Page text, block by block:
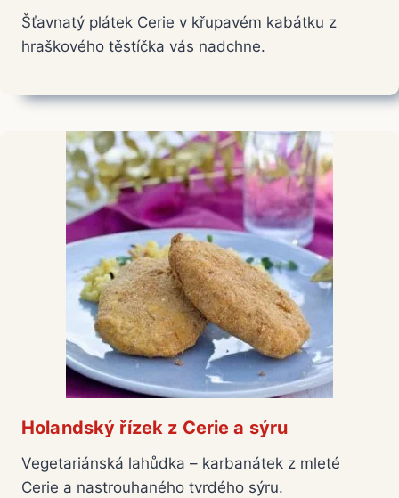
Šťavnatý plátek Cerie v křupavém kabátku z
hraškového těstíčka vás nadchne.
Holandský řízek z Cerie a sýru
Vegetariánská lahůdka – karbanátek z mleté
Cerie a nastrouhaného tvrdého sýru.